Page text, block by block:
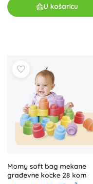
U košaricu
Momy soft bag mekane
građevne kocke 28 kom